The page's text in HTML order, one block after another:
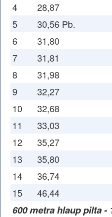
4 28,87
5 30,56 Pb.
6 31,80
7 31,81
8 31,98
9 32,27
10 32,68
11 33,03
12 35,27
13 35,80
14 36,74
15 46,44
600 metra hlaup pilta -